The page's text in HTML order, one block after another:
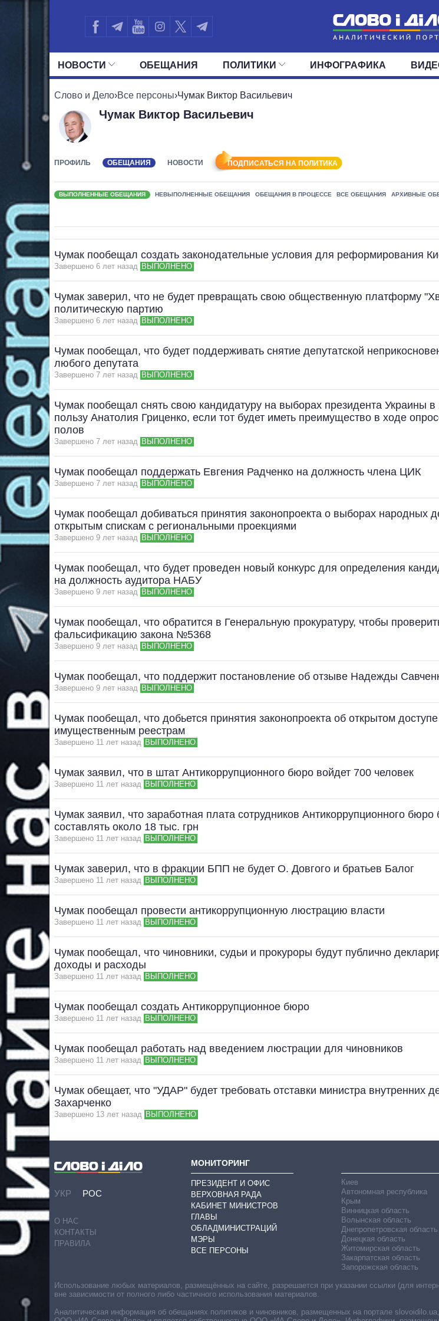
НОВОСТИ
ЛЕНТА
ОБЕЩАНИЯ ПОЛИТИКИ
ВСЕ ПОЛИТИКИ ПРЕЗИДЕНТ И ОФИС ВЕРХОВНАЯ РАДА
ИНФОГРАФИКА
Слово и Дело›Все персоны›Чумак Виктор Васильевич
Чумак Виктор Васильевич
ПРОФИЛЬ ОБЕЩАНИЯ НОВОСТИ ПОДПИСАТЬСЯ НА ПОЛИТИКА
ВЫПОЛНЕННЫЕ ОБЕЩАНИЯ НЕВЫПОЛНЕННЫЕ ОБЕЩАНИЯ ОБЕЩАНИЯ В ПРОЦЕССЕ ВСЕ ОБЕЩАНИЯ АРХИВНЫЕ
Чумак пообещал создать законодательные условия для реформирования
Завершено 6 лет назад ВЫПОЛНЕНО
Чумак заверил, что не будет превращать свою общественную платформу
политическую партию
Завершено 6 лет назад ВЫПОЛНЕНО
Чумак пообещал, что будет поддерживать снятие депутатской
любого депутата
Завершено 7 лет назад ВЫПОЛНЕНО
Чумак пообещал снять свою кандидатуру на выборах президента Украины в
пользу Анатолия Гриценко, если тот будет иметь преимущество в ходе
полов
Завершено 7 лет назад ВЫПОЛНЕНО
Чумак пообещал поддержать Евгения Радченко на должность члена ЦИК
Завершено 7 лет назад ВЫПОЛНЕНО
Чумак пообещал добиваться принятия законопроекта о выборах народных
открытым спискам с региональными проекциями
Завершено 9 лет назад ВЫПОЛНЕНО
Чумак пообещал, что будет проведен новый конкурс для определения
на должность аудитора НАБУ
Завершено 9 лет назад ВЫПОЛНЕНО
Чумак пообещал, что обратится в Генеральную прокуратуру, чтобы
фальсификацию закона №5368
Завершено 9 лет назад ВЫПОЛНЕНО
Чумак пообещал, что поддержит постановление об отзыве Надежды
Завершено 9 лет назад ВЫПОЛНЕНО
Чумак пообещал, что добьется принятия законопроекта об открытом доступе
имущественным реестрам
Завершено 11 лет назад ВЫПОЛНЕНО
Чумак заявил, что в штат Антикоррупционного бюро войдет 700 человек
Завершено 11 лет назад ВЫПОЛНЕНО
Чумак заявил, что заработная плата сотрудников Антикоррупционного бюро
составлять около 18 тыс. грн
Завершено 11 лет назад ВЫПОЛНЕНО
Чумак заверил, что в фракции БПП не будет О. Довгого и братьев Балог
Завершено 11 лет назад ВЫПОЛНЕНО
Чумак пообещал провести антикоррупционную люстрацию власти
Завершено 11 лет назад ВЫПОЛНЕНО
Чумак пообещал, что чиновники, судьи и прокуроры будут публично
доходы и расходы
Завершено 11 лет назад ВЫПОЛНЕНО
Чумак пообещал создать Антикоррупционное бюро
Завершено 11 лет назад ВЫПОЛНЕНО
Чумак пообещал работать над введением люстрации для чиновников
Завершено 11 лет назад ВЫПОЛНЕНО
Чумак обещает, что "УДАР" будет требовать отставки министра внутренних
Захарченко
Завершено 13 лет назад ВЫПОЛНЕНО
УКР РОС
О НАС
КОНТАКТЫ
ПРАВИЛА
МОНИТОРИНГ
ПРЕЗИДЕНТ И ОФИС
ВЕРХОВНАЯ РАДА
КАБИНЕТ МИНИСТРОВ
ГЛАВЫ
ОБЛАДМИНИСТРАЦИЙ
МЭРЫ
ВСЕ ПЕРСОНЫ
Киев
Автономная республика
Крым
Винницкая область
Волынская область
Днепропетровская область
Донецкая область
Житомирская область
Закарпатская область
Запорожская область
Использование любых материалов, размещённых на сайте, разрешается при указании ссылки (для
вне зависимости от полного либо частичного использования материалов.
Аналитическая информация об обещаниях политиков и чиновников, размещенных на портале